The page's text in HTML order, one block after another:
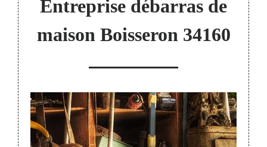
Entreprise débarras de
maison Boisseron 34160